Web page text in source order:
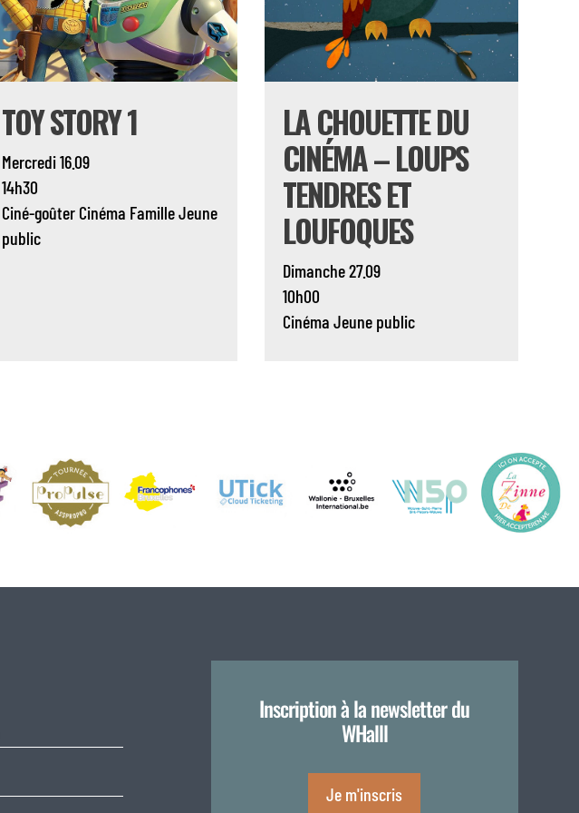
TOY STORY 1
Mercredi 16.09
14h30
Ciné-goûter Cinéma FamilleJeune
public
LA CHOUETTE DU
CINÉMA – LOUPS
TENDRES ET
LOUFOQUES
Dimanche 27.09
10h00
Cinéma Jeune public
Inscription à la newsletter du
WHalll
Je m'inscris